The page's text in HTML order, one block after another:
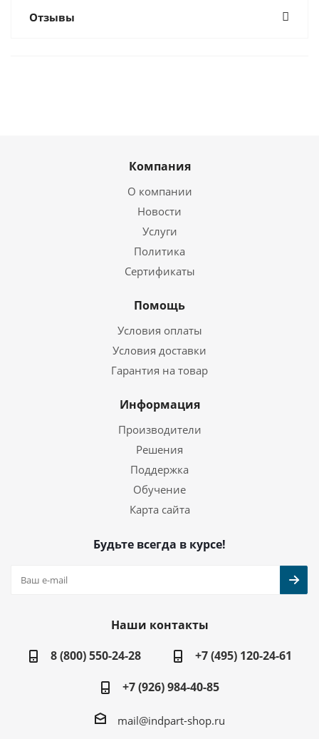
Отзывы
Компания
О компании
Новости
Услуги
Политика
Сертификаты
Помощь
Условия оплаты
Условия доставки
Гарантия на товар
Информация
Производители
Решения
Поддержка
Обучение
Карта сайта
Будьте всегда в курсе!
Наши контакты
8 (800) 550-24-28
+7 (495) 120-24-61
+7 (926) 984-40-85
mail@indpart-shop.ru